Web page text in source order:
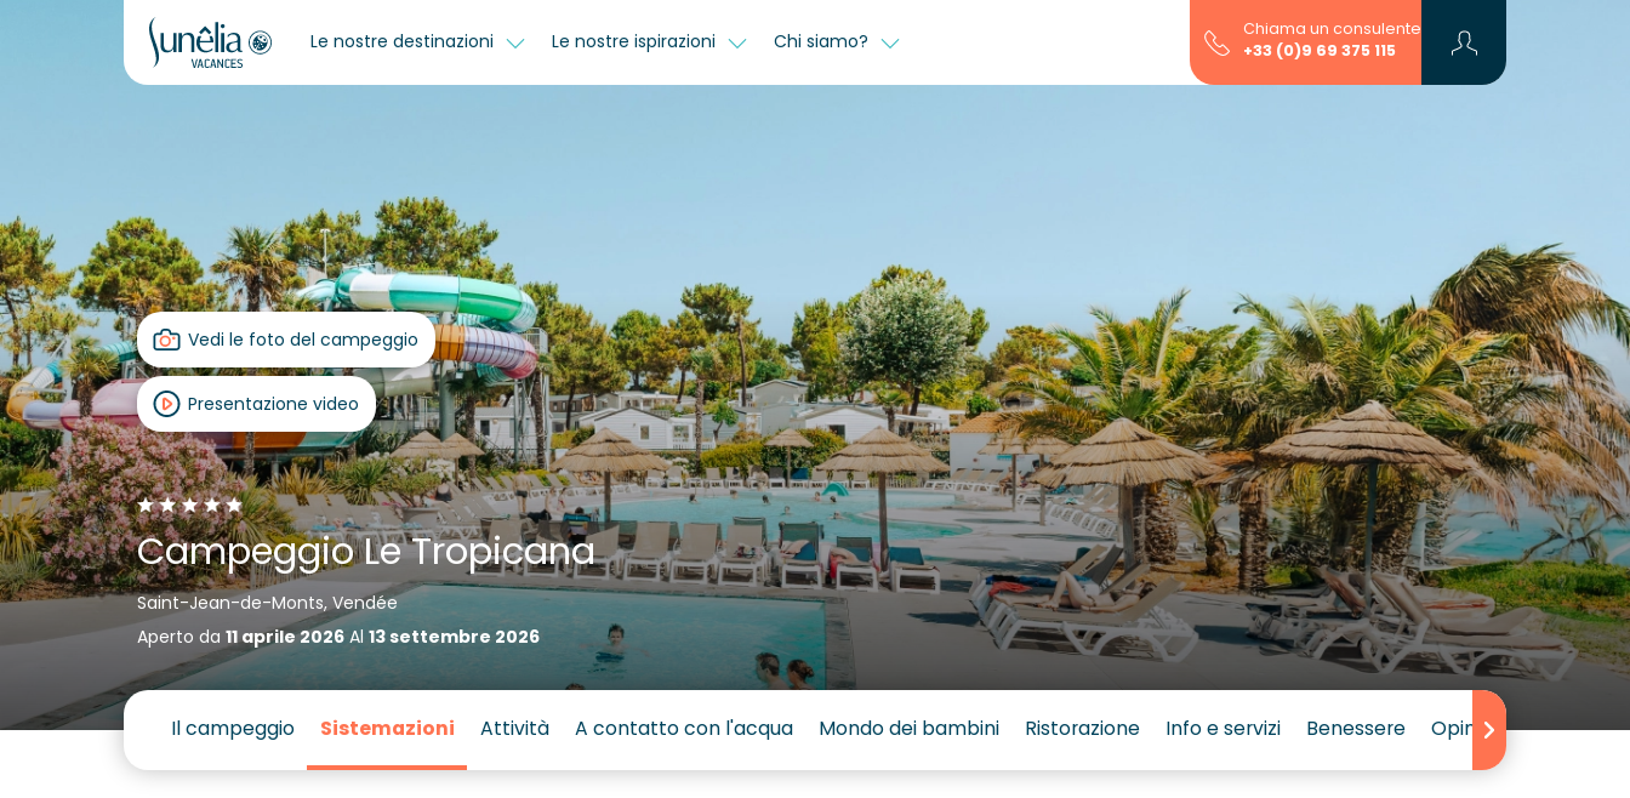
Le nostre destinazioni Le nostre ispirazioni Chi siamo?
Chiama un consulente
+33 (0)9 69 375 115
Vedi le foto del campeggio
Presentazione video
Campeggio Le Tropicana
Saint-Jean-de-Monts, Vendée
Aperto da 11 aprile 2026Al 13 settembre 2026
Il campeggio Sistemazioni Attività A contatto con l'acqua Mondo dei bambini Ristorazione Info e servizi Benessere Opinioni